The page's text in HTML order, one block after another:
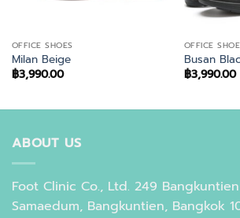
OFFICE SHOES
Milan Beige
฿3,990.00
OFFICE
Busan
฿3,990.00
ABOUT US
Foot Clinic Co., Ltd. 249
Samaedum, Bangkuntien, Bangkok